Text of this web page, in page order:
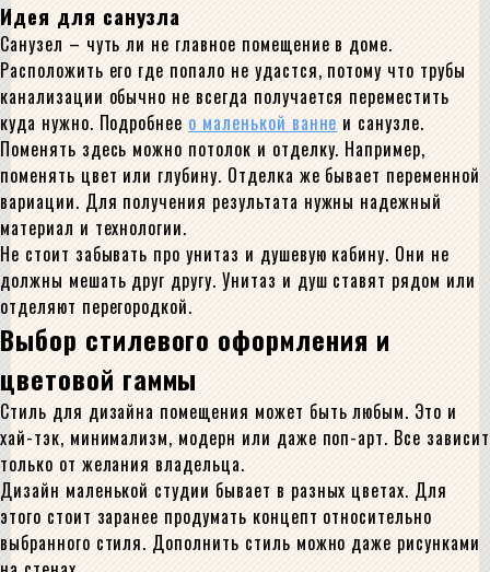
Идея для санузла
Санузел – чуть ли не главное помещение в доме.
Расположить его где попало не удастся, потому что трубы
канализации обычно не всегда получается переместить
куда нужно. Подробнее о маленькой ванне и санузле.
Поменять здесь можно потолок и отделку. Например,
поменять цвет или глубину. Отделка же бывает переменной
вариации. Для получения результата нужны надежный
материал и технологии.
Не стоит забывать про унитаз и душевую кабину. Они не
должны мешать друг другу. Унитаз и душ ставят рядом или
отделяют перегородкой.
Выбор стилевого оформления и
цветовой гаммы
Стиль для дизайна помещения может быть любым. Это и
хай-тэк, минимализм, модерн или даже поп-арт. Все зависит
только от желания владельца.
Дизайн маленькой студии бывает в разных цветах. Для
этого стоит заранее продумать концепт относительно
выбранного стиля. Дополнить стиль можно даже рисунками